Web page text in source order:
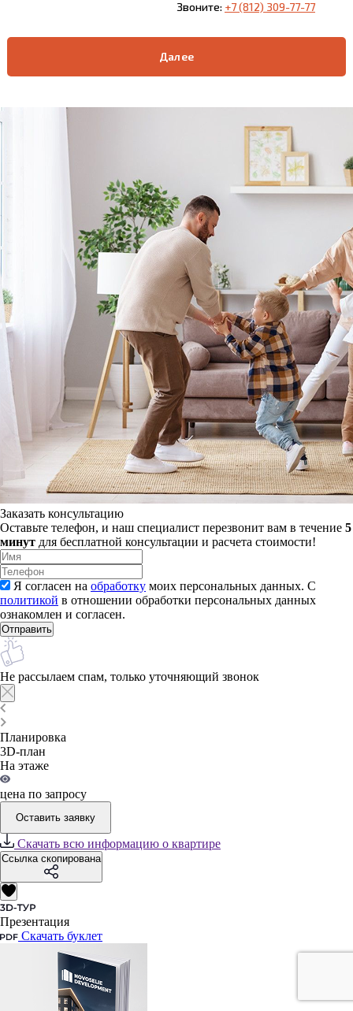
Звоните: +7 (812) 309-77-77
Заказать консультацию
Оставьте телефон, и наш специалист перезвонит вам в течение 5
минут для бесплатной консультации и расчета стоимости!
Я согласен на обработку моих персональных данных. С
политикой в отношении обработки персональных данных
ознакомлен и согласен.
Не рассылаем спам, только уточняющий звонок
Планировка
3D-план
На этаже
цена по запросу
Оставить заявку
Скачать всю информацию о квартире
Ссылка скопирована
Презентация
Скачать буклет